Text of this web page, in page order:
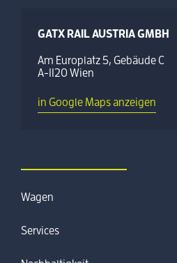
GATX RAIL AUSTRIA GMBH
Am Europlatz 5, Gebäude C
A-1120 Wien
in Google Maps anzeigen
Wagen
Services